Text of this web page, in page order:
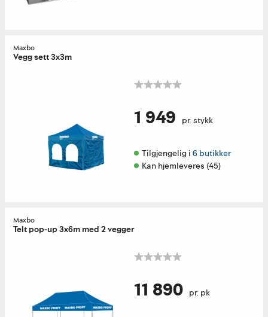
Maxbo
Vegg sett 3x3m
1 949 pr. stykk
Tilgjengelig i 6 butikker
Kan hjemleveres (45)
Maxbo
Telt pop-up 3x6m med 2 vegger
11 890 pr. pk